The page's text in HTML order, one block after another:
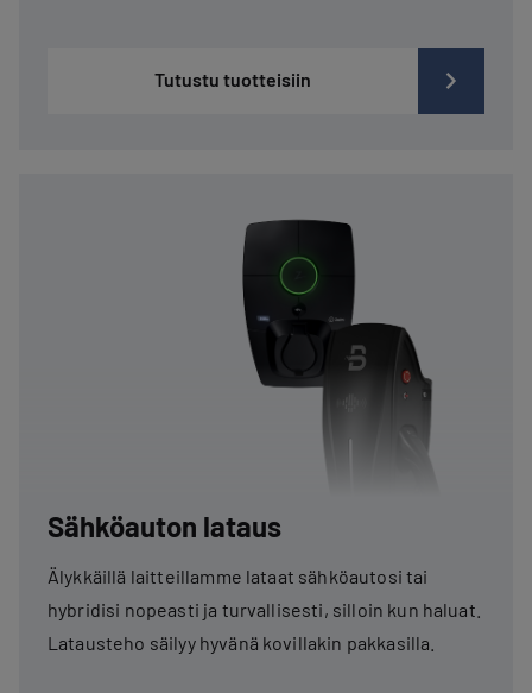
Tutustu tuotteisiin
Sähköauton lataus
Älykkäillä laitteillamme lataat sähköautosi tai
hybridisi nopeasti ja turvallisesti, silloin kun haluat.
Latausteho säilyy hyvänä kovillakin pakkasilla.